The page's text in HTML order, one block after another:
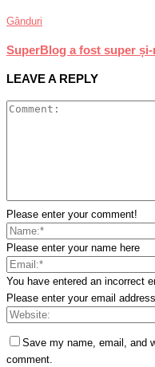
Gânduri
SuperBlog a fost super și-
LEAVE A REPLY
Please enter your comment!
Please enter your name here
You have entered an incorrect
Please enter your email
Save my name, email, and
comment.